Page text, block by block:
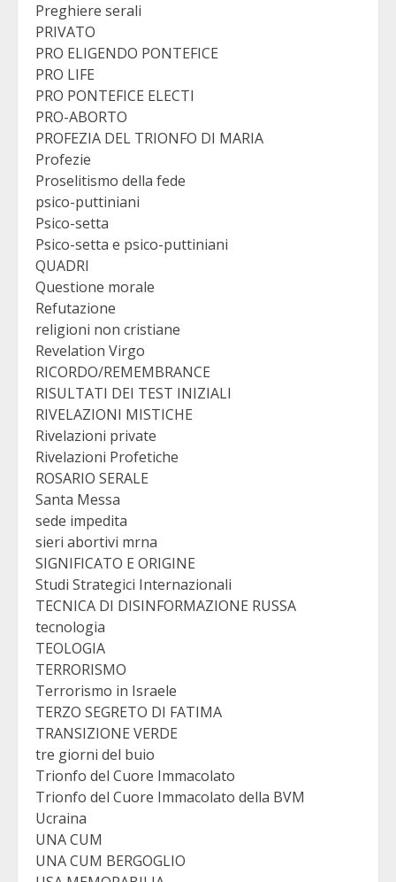
Preghiere serali
PRIVATO
PRO ELIGENDO PONTEFICE
PRO LIFE
PRO PONTEFICE ELECTI
PRO-ABORTO
PROFEZIA DEL TRIONFO DI MARIA
Profezie
Proselitismo della fede
psico-puttiniani
Psico-setta
Psico-setta e psico-puttiniani
QUADRI
Questione morale
Refutazione
religioni non cristiane
Revelation Virgo
RICORDO/REMEMBRANCE
RISULTATI DEI TEST INIZIALI
RIVELAZIONI MISTICHE
Rivelazioni private
Rivelazioni Profetiche
ROSARIO SERALE
Santa Messa
sede impedita
sieri abortivi mrna
SIGNIFICATO E ORIGINE
Studi Strategici Internazionali
TECNICA DI DISINFORMAZIONE RUSSA
tecnologia
TEOLOGIA
TERRORISMO
Terrorismo in Israele
TERZO SEGRETO DI FATIMA
TRANSIZIONE VERDE
tre giorni del buio
Trionfo del Cuore Immacolato
Trionfo del Cuore Immacolato della BVM
Ucraina
UNA CUM
UNA CUM BERGOGLIO